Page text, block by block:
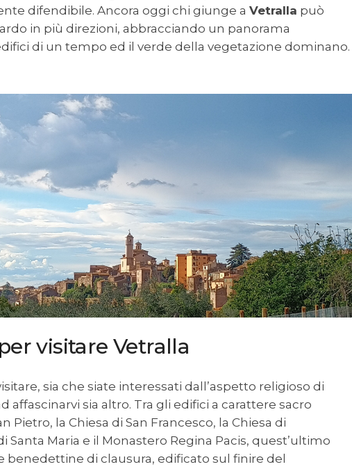
difendibile. Ancora oggi chi giunge a Vetralla può
in più direzioni, abbracciando un panorama
di un tempo ed il verde della vegetazione dominano.
visitare Vetralla
sia che siate interessati dall’aspetto religioso di
affascinarvi sia altro. Tra gli edifici a carattere sacro
Pietro, la Chiesa di San Francesco, la Chiesa di
Santa Maria e il Monastero Regina Pacis, quest’ultimo
di clausura, edificato sul finire del